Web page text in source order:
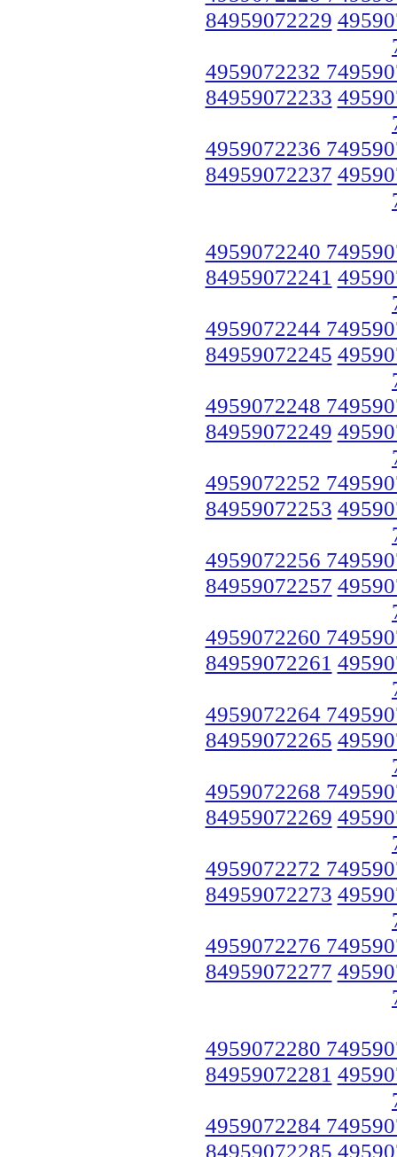
84959072229
4959072232
84959072233
4959072236
84959072237
4959072240
84959072241
4959072244
84959072245
4959072248
84959072249
4959072252
84959072253
4959072256
84959072257
4959072260
84959072261
4959072264
84959072265
4959072268
84959072269
4959072272
84959072273
4959072276
84959072277
4959072280
84959072281
4959072284
84959072285